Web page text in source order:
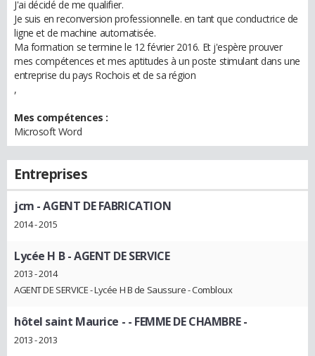
J'ai décidé de me qualifier.
Je suis en reconversion professionnelle. en tant que conductrice de
ligne et de machine automatisée.
Ma formation se termine le 12 février 2016. Et j'espère prouver
mes compétences et mes aptitudes à un poste stimulant dans une
entreprise du pays Rochois et de sa région
,
Mes compétences :
Microsoft Word
Entreprises
jcm - AGENT DE FABRICATION
2014 - 2015
Lycée H B- AGENT DE SERVICE
2013 - 2014
AGENT DE SERVICE - Lycée H B de Saussure - Combloux
hôtel saint Maurice - - FEMME DE CHAMBRE -
2013 - 2013